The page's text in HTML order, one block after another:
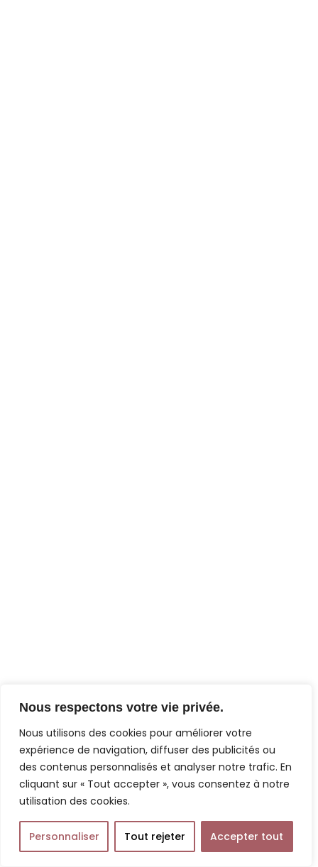
Nous respectons votre vie privée.
Nous utilisons des cookies pour améliorer votre
expérience de navigation, diffuser des publicités ou
des contenus personnalisés et analyser notre trafic. En
cliquant sur « Tout accepter », vous consentez à notre
utilisation des cookies.
Personnaliser Tout rejeter Accepter tout